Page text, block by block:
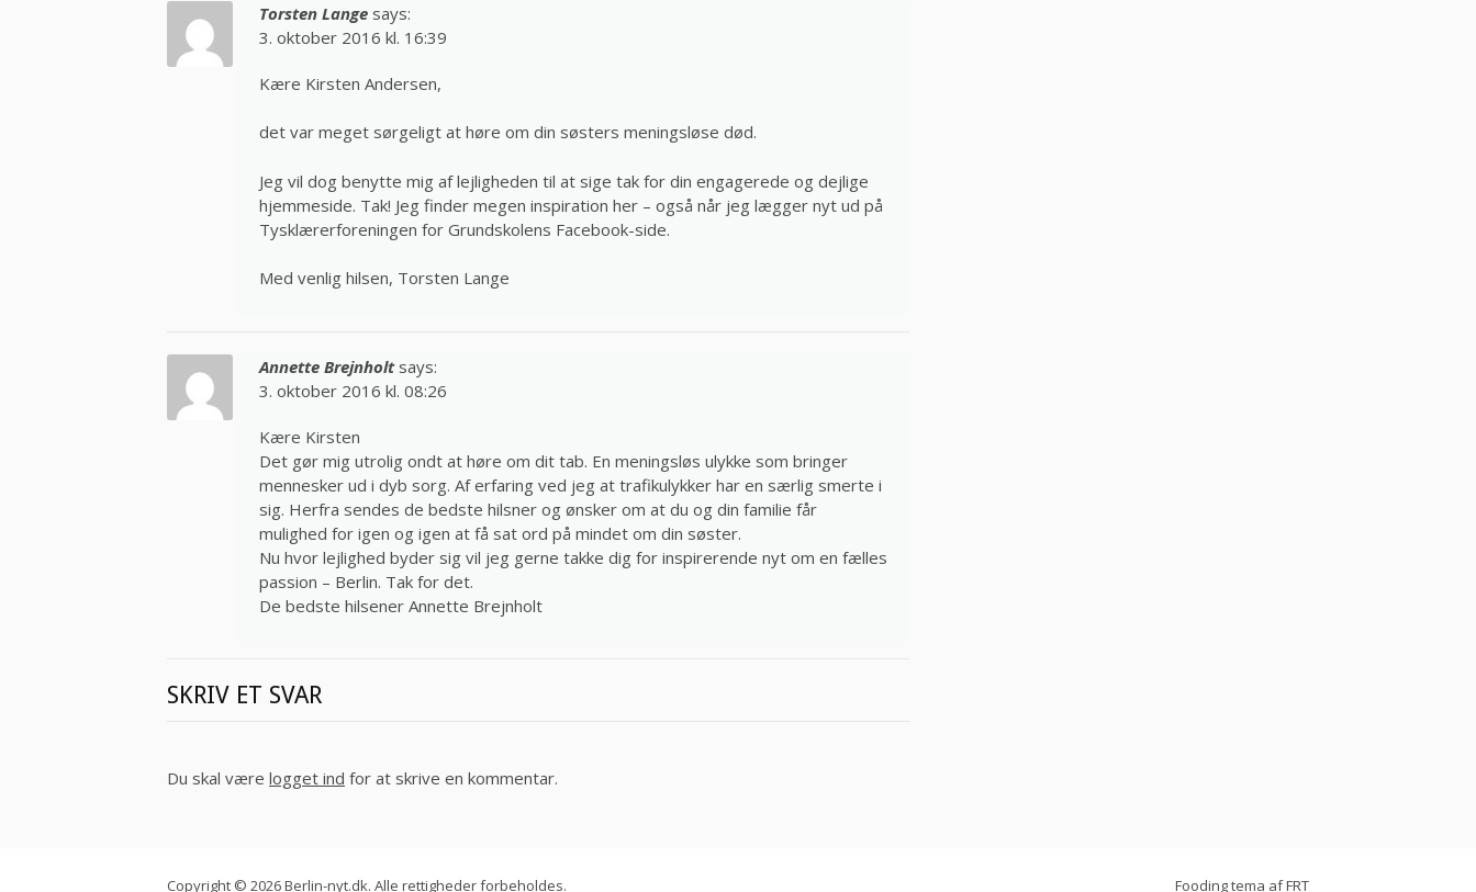
Torsten Lange says:
3. oktober 2016 kl. 16:39
Kære Kirsten Andersen,
det var meget sørgeligt at høre om din søsters meningsløse død.
Jeg vil dog benytte mig af lejligheden til at sige tak for din engagerede og dejlige
hjemmeside. Tak! Jeg finder megen inspiration her – også når jeg lægger nyt ud på
Tysklærerforeningen for Grundskolens Facebook-side.
Med venlig hilsen, Torsten Lange
Annette Brejnholt says:
3. oktober 2016 kl. 08:26
Kære Kirsten
Det gør mig utrolig ondt at høre om dit tab. En meningsløs ulykke som bringer
mennesker ud i dyb sorg. Af erfaring ved jeg at trafikulykker har en særlig smerte i
sig. Herfra sendes de bedste hilsner og ønsker om at du og din familie får
mulighed for igen og igen at få sat ord på mindet om din søster.
Nu hvor lejlighed byder sig vil jeg gerne takke dig for inspirerende nyt om en fælles
passion – Berlin. Tak for det.
De bedste hilsener Annette Brejnholt
SKRIV ET SVAR
Du skal være logget ind for at skrive en kommentar.
Copyright © 2026 Berlin-nyt.dk. Alle rettigheder forbeholdes. Fooding tema afFRT